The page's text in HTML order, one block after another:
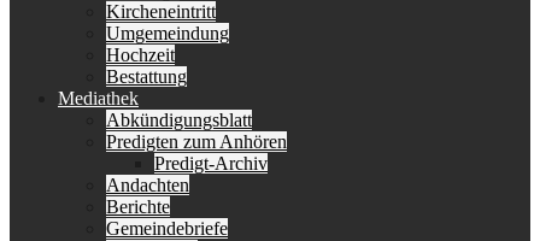
Kircheneintritt
Umgemeindung
Hochzeit
Bestattung
Mediathek
Abkündigungsblatt
Predigten zum Anhören
Predigt-Archiv
Andachten
Berichte
Gemeindebriefe